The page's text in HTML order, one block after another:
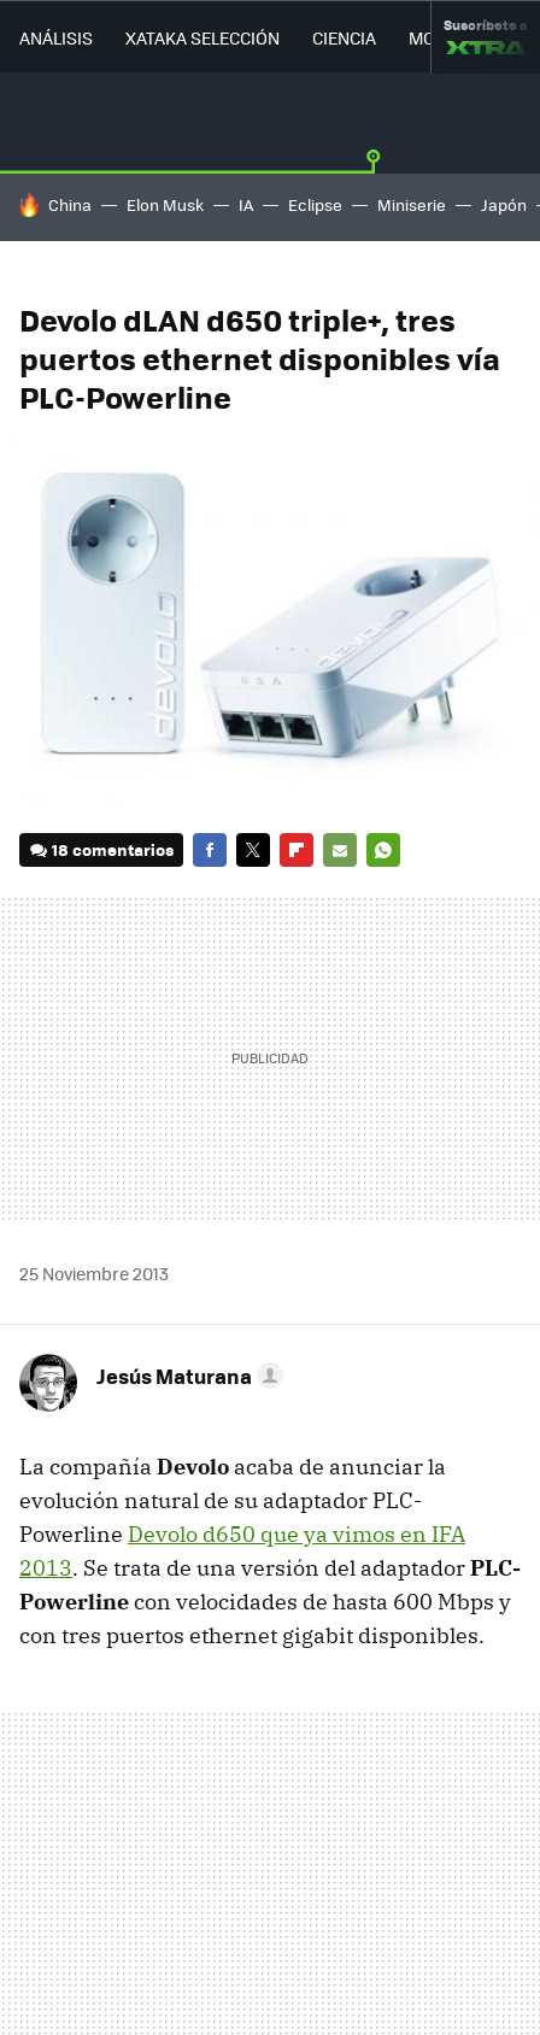
ANÁLISIS XATAKA SELECCIÓN CIENCIA MOVILIDAD
Suscríbete a
HOY SE HABLA DE
China Elon Musk IA Eclipse Miniserie Japón
Devolo dLAN d650 triple+, tres
puertos ethernet disponibles vía
PLC-Powerline
18 comentarios
MAIL
25 Noviembre 2013
Jesús Maturana
La compañía Devolo acaba de anunciar la
evolución natural de su adaptador PLC-
Powerline Devolo d650 que ya vimos en IFA
2013. Se trata de una versión del adaptadorPLC-
Powerlinecon velocidades de hasta 600 Mbps y
con tres puertos ethernet gigabit disponibles.